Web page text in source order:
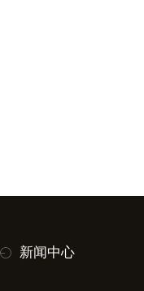
新闻中心